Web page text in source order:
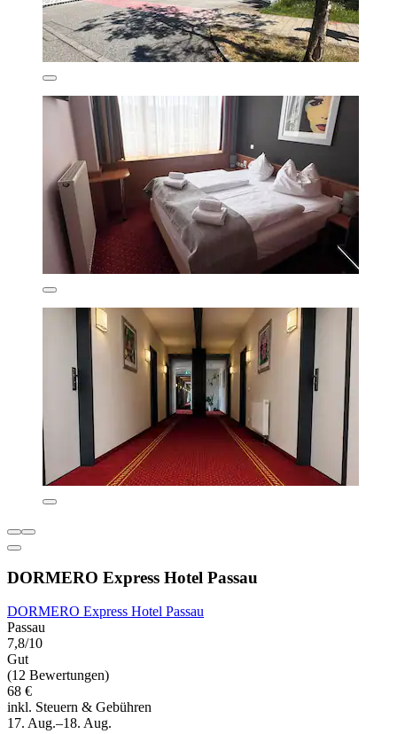
DORMERO Express Hotel Passau
DORMERO Express Hotel Passau
Passau
7,8/10
Gut
(12 Bewertungen)
68 €
inkl. Steuern & Gebühren
17. Aug.–18. Aug.